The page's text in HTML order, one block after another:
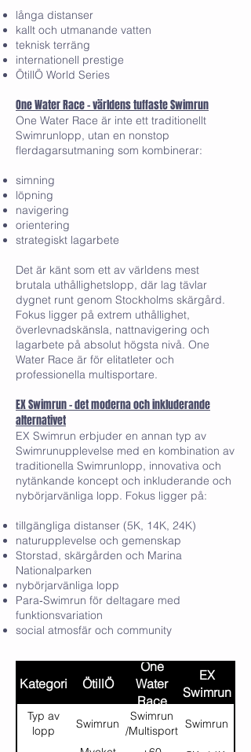
långa distanser
kallt och utmanande vatten
teknisk terräng
internationell prestige
ÖtillÖ World Series
One Water Race – världens tuffaste Swimrun
One Water Race är inte ett traditionellt
Swimrunlopp, utan en nonstop
flerdagarsutmaning som kombinerar:
simning
löpning
navigering
orientering
strategiskt lagarbete
Det är känt som ett av världens mest
brutala uthållighetslopp, där lag tävlar
dygnet runt genom Stockholms skärgård.
Fokus ligger på extrem uthållighet,
överlevnadskänsla, nattnavigering och
lagarbete på absolut högsta nivå. One
Water Race är för elitatleter och
professionella multisportare.
EX Swimrun – det moderna och inkluderande
alternativet
EX Swimrun erbjuder en annan typ av
Swimrunupplevelse med en kombination av
traditionella Swimrunlopp, innovativa och
nytänkande koncept och inkluderande och
nybörjarvänliga lopp. Fokus ligger på:
tillgängliga distanser (5K, 14K, 24K)
naturupplevelse och gemenskap
Storstad, skärgården och Marina
Nationalparken
nybörjarvänliga lopp
Para‑Swimrun för deltagare med
funktionsvariation
social atmosfär och community
Kategori ÖtillÖ
One
Water
Race
EX
Swimrun
Typ av
lopp
Swimrun
Swimrun
/Multisport
Swimrun